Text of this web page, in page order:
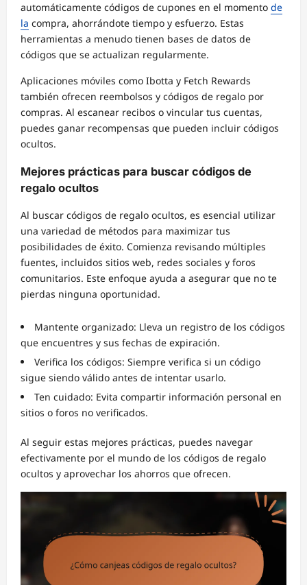
automáticamente códigos de cupones en el momento de
la compra, ahorrándote tiempo y esfuerzo. Estas
herramientas a menudo tienen bases de datos de
códigos que se actualizan regularmente.
Aplicaciones móviles como Ibotta y Fetch Rewards
también ofrecen reembolsos y códigos de regalo por
compras. Al escanear recibos o vincular tus cuentas,
puedes ganar recompensas que pueden incluir códigos
ocultos.
Mejores prácticas para buscar códigos de
regalo ocultos
Al buscar códigos de regalo ocultos, es esencial utilizar
una variedad de métodos para maximizar tus
posibilidades de éxito. Comienza revisando múltiples
fuentes, incluidos sitios web, redes sociales y foros
comunitarios. Este enfoque ayuda a asegurar que no te
pierdas ninguna oportunidad.
Mantente organizado: Lleva un registro de los códigos
que encuentres y sus fechas de expiración.
Verifica los códigos: Siempre verifica si un código
sigue siendo válido antes de intentar usarlo.
Ten cuidado: Evita compartir información personal en
sitios o foros no verificados.
Al seguir estas mejores prácticas, puedes navegar
efectivamente por el mundo de los códigos de regalo
ocultos y aprovechar los ahorros que ofrecen.